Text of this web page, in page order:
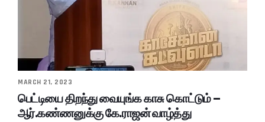
MARCH 21, 2023
பெட்டியை திறந்து வையுங்க காசு கொட்டும் –
ஆர்.கண்ணனுக்கு கே.ராஜன் வாழ்த்து